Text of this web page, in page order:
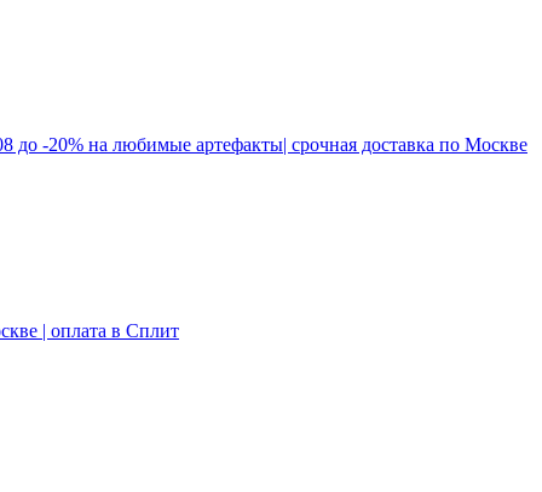
до -20% на любимые артефакты| срочная доставка по Москве
| оплата в Сплит